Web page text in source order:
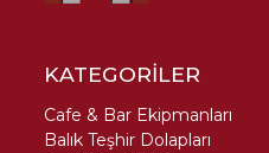
KATEGORİLER
Cafe & Bar Ekipmanları
Balık Teşhir Dolapları